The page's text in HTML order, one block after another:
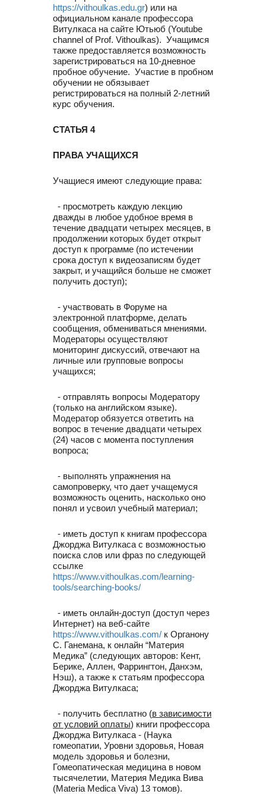
https://vithoulkas.edu.gr) или на
официальном канале профессора
Витулкаса на сайте Ютьюб (Youtube
channel of Prof. Vithoulkas). Учащимся
также предоставляется возможность
зарегистрироваться на 10-дневное
пробное обучение. Участие в пробном
обучении не обязывает
регистрироваться на полный 2-летний
курс обучения.
СТАТЬЯ 4
ПРАВА УЧАЩИХСЯ
Учащиеся имеют следующие права:
- просмотреть каждую лекцию
дважды в любое удобное время в
течение двадцати четырех месяцев, в
продолжении которых будет открыт
доступ к программе (по истечении
срока доступ к видеозаписям будет
закрыт, и учащийся больше не сможет
получить доступ);
- участвовать в Форуме на
электронной платформе, делать
сообщения, обмениваться мнениями.
Модераторы осуществляют
мониторинг дискуссий, отвечают на
личные или групповые вопросы
учащихся;
- отправлять вопросы Модератору
(только на английском языке).
Модератор обязуется ответить на
вопрос в течение двадцати четырех
(24) часов с момента поступления
вопроса;
- выполнять упражнения на
самопроверку, что дает учащемуся
возможность оценить, насколько оно
понял и усвоил учебный материал;
- иметь доступ к книгам профессора
Джорджа Витулкаса с возможностью
поиска слов или фраз по следующей
ссылке
https://www.vithoulkas.com/learning-
tools/searching-books/
- иметь онлайн-доступ (доступ через
Интернет) на веб-сайте
https://www.vithoulkas.com/ к Органону
С. Ганемана, к онлайн “Материя
Медика” (следующих авторов: Кент,
Берике, Аллен, Фаррингтон, Данхэм,
Нэш), а также к статьям профессора
Джорджа Витулкаса;
- получить бесплатно (в зависимости
от условий оплаты) книги профессора
Джорджа Витулкаса - (Наука
гомеопатии, Уровни здоровья, Новая
модель здоровья и болезни,
Гомеопатическая медицина в новом
тысячелетии, Материя Медика Вива
(Materia Medica Viva) 13 томов).